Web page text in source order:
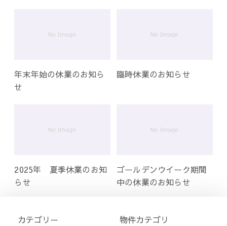
年末年始の休業のお知ら
せ
臨時休業のお知らせ
2025年 夏季休業のお知
らせ
ゴールデンウイーク期間
中の休業のお知らせ
カテゴリー 物件カテゴリ